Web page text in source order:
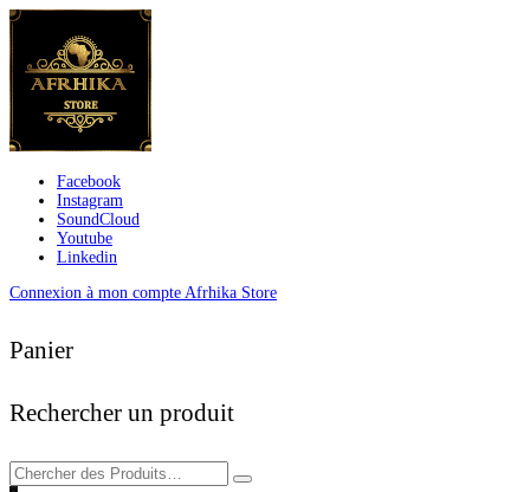
Facebook
Instagram
SoundCloud
Youtube
Linkedin
Connexion à mon compte Afrhika Store
Panier
Rechercher un produit